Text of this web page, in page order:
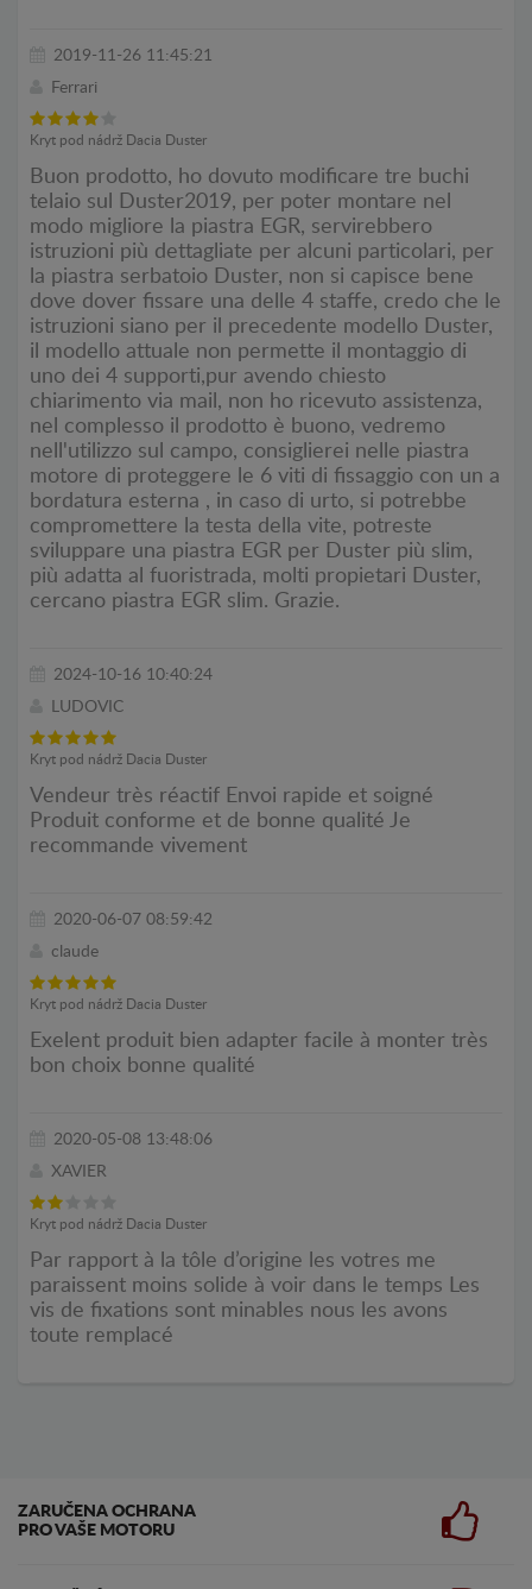
2019-11-26 11:45:21
Ferrari
Kryt pod nádrž Dacia Duster
Buon prodotto, ho dovuto modificare tre buchi
telaio sul Duster2019, per poter montare nel
modo migliore la piastra EGR, servirebbero
istruzioni più dettagliate per alcuni particolari, per
la piastra serbatoio Duster, non si capisce bene
dove dover fissare una delle 4 staffe, credo che le
istruzioni siano per il precedente modello Duster,
il modello attuale non permette il montaggio di
uno dei 4 supporti,pur avendo chiesto
chiarimento via mail, non ho ricevuto assistenza,
nel complesso il prodotto è buono, vedremo
nell'utilizzo sul campo, consiglierei nelle piastra
motore di proteggere le 6 viti di fissaggio con un a
bordatura esterna , in caso di urto, si potrebbe
compromettere la testa della vite, potreste
sviluppare una piastra EGR per Duster più slim,
più adatta al fuoristrada, molti propietari Duster,
cercano piastra EGR slim. Grazie.
2024-10-16 10:40:24
LUDOVIC
Kryt pod nádrž Dacia Duster
Vendeur très réactif Envoi rapide et soigné
Produit conforme et de bonne qualité Je
recommande vivement
2020-06-07 08:59:42
claude
Kryt pod nádrž Dacia Duster
Exelent produit bien adapter facile à monter très
bon choix bonne qualité
2020-05-08 13:48:06
XAVIER
Kryt pod nádrž Dacia Duster
Par rapport à la tôle d’origine les votres me
paraissent moins solide à voir dans le temps Les
vis de fixations sont minables nous les avons
toute remplacé
ZARUČENA OCHRANA
PRO VAŠE MOTORU